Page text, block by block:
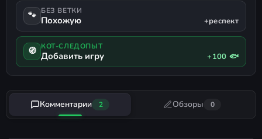
🐾 БЕЗ ВЕТКИ
Похожую +респект
🧭 КОТ-СЛЕДОПЫТ
Добавить игру +100 🐟
Комментарии 2 Обзоры 0